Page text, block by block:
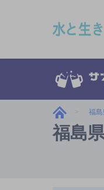
福
福島